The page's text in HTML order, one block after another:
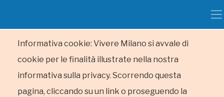
Informativa cookie: Vivere Milano si avvale di
cookie per le finalità illustrate nella nostra
informativa sulla privacy. Scorrendo questa
pagina, cliccando su un link o proseguendo la